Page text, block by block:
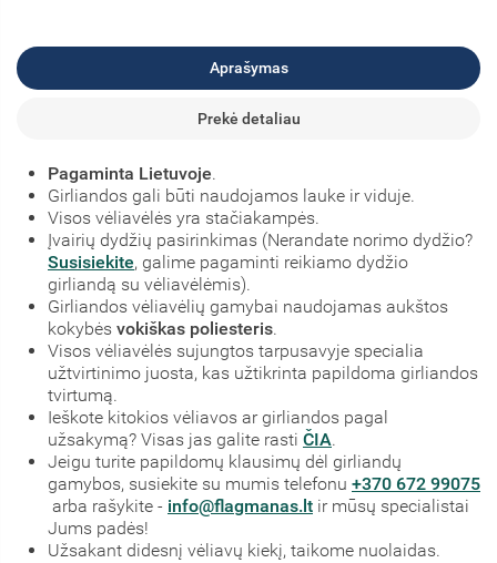
Aprašymas
Prekė detaliau
Pagaminta Lietuvoje.
Girliandos gali būti naudojamos lauke ir viduje.
Visos vėliavėlės yra stačiakampės.
Įvairių dydžių pasirinkimas (Nerandate norimo dydžio?
Susisiekite, galime pagaminti reikiamo dydžio
girliandą su vėliavėlėmis).
Girliandos vėliavėlių gamybai naudojamas aukštos
kokybės vokiškas poliesteris.
Visos vėliavėlės sujungtos tarpusavyje specialia
užtvirtinimo juosta, kas užtikrinta papildoma girliandos
tvirtumą.
Ieškote kitokios vėliavos ar girliandos pagal
užsakymą? Visas jas galite rasti ČIA.
Jeigu turite papildomų klausimų dėl girliandų
gamybos, susiekite su mumis telefonu +370 672 99075
arba rašykite - info@flagmanas.lt ir mūsų specialistai
Jums padės!
Užsakant didesnį vėliavų kiekį, taikome nuolaidas.